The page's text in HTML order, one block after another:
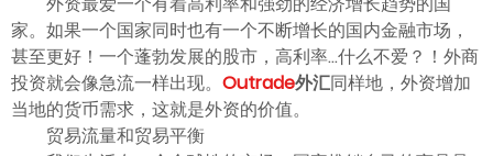
家。如果一个国家同时也有一个不断增长的国内金融市场，
甚至更好！一个蓬勃发展的股市，高利率...什么不爱？！外商
投资就会像急流一样出现。 Outrade外汇同样地，外资增加
当地的货币需求，这就是外资的价值。
贸易流量和贸易平衡